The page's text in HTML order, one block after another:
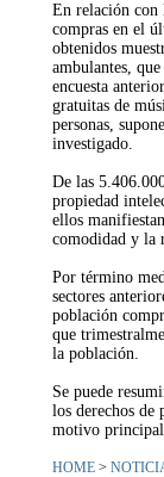
En relación con
compras en el
obtenidos
ambulantes,
encuesta
gratuitas de
personas,
investigado.
De las
propiedad
ellos
comodidad y la
Por término
sectores
población
que
la población.
Se puede
los derechos de
motivo
HOME >